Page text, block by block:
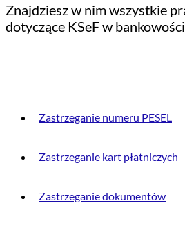
Znajdziesz w nim wszystkie
dotyczące KSeF w
Zastrzeganie numeru PESEL
Zastrzeganie kart płatniczych
Zastrzeganie dokumentów